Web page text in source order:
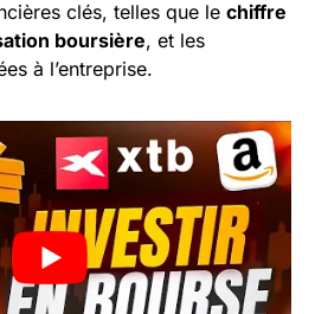
clés, telles que le chiffre
boursière, et les
à l’entreprise.